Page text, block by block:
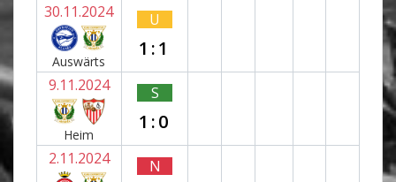
30.11.2024
Auswärts
U
1:1
9.11.2024
Heim
S
1:0
2.11.2024 N